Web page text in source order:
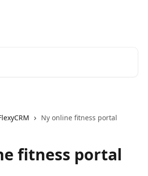
Ny online fitness portal
fitness portal